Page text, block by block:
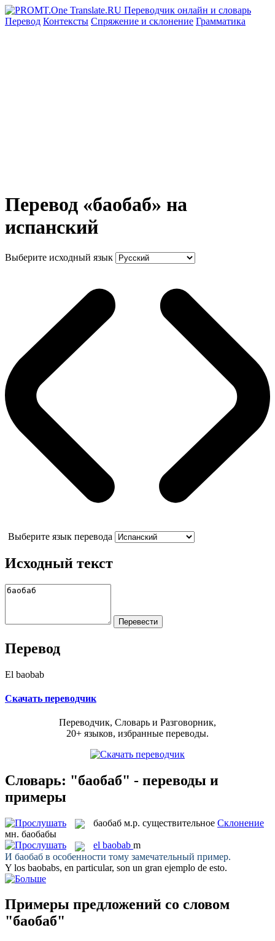
Перевод Контексты Спряжение и склонение Грамматика
Перевод «баобаб» на
испанский
Выберите исходный язык
Выберите язык перевода
Исходный текст
Перевод
El baobab
Скачать переводчик
Переводчик, Словарь и Разговорник,
20+ языков, избранные переводы.
Словарь: "баобаб" - переводы и
примеры
баобаб м.р. существительное Склонение
мн. баобабы
el baobab m
И баобаб в особенности тому замечательный пример.
Y los baobabs, en particular, son un gran ejemplo de esto.
Примеры предложений со словом
"баобаб"